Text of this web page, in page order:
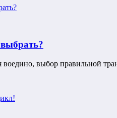
воедино, выбор правильной